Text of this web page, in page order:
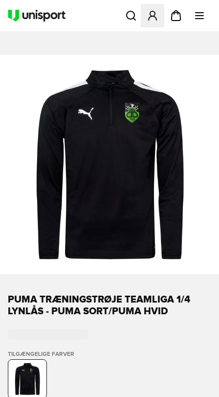
Åbner en Modal til at
PUMA TRÆNINGSTRØJE TEAMLIGA 1/4
LYNLÅS - PUMA SORT/PUMA HVID
TILGÆNGELIGE FARVER